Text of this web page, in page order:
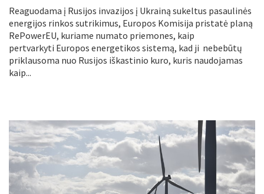
Reaguodama į Rusijos invazijos į Ukrainą sukeltus pasaulinės
energijos rinkos sutrikimus, Europos Komisija pristatė planą
RePowerEU, kuriame numato priemones, kaip
pertvarkyti Europos energetikos sistemą, kad ji nebebūtų
priklausoma nuo Rusijos iškastinio kuro, kuris naudojamas
kaip...